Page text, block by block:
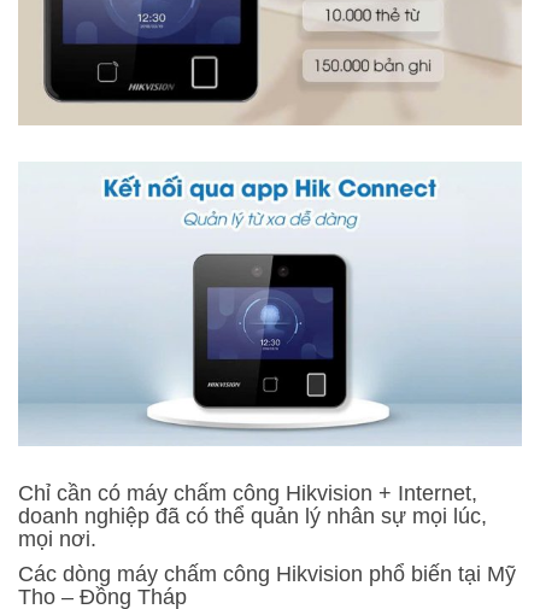
Chỉ cần có máy chấm công Hikvision + Internet,
doanh nghiệp đã có thể quản lý nhân sự mọi lúc,
mọi nơi.
Các dòng máy chấm công Hikvision phổ biến tại Mỹ
Tho – Đồng Tháp